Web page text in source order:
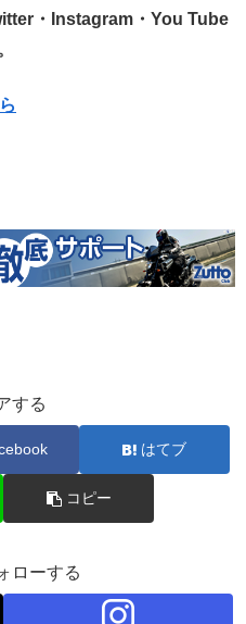
・Instagram・You Tube
する
はてブ
コピー
ローする